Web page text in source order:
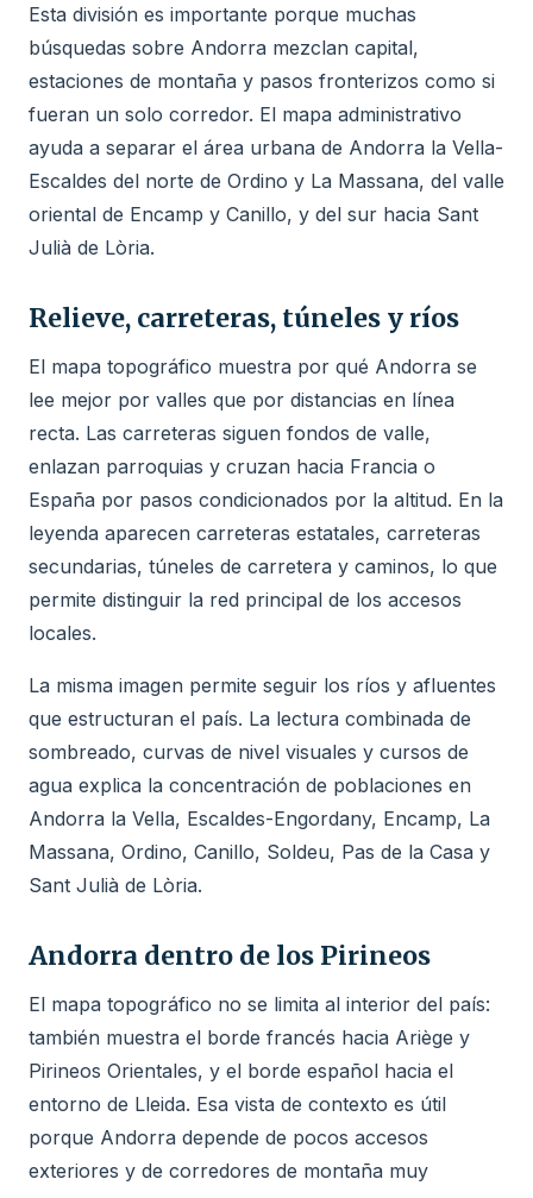
Esta división es importante porque muchas
búsquedas sobre Andorra mezclan capital,
estaciones de montaña y pasos fronterizos como si
fueran un solo corredor. El mapa administrativo
ayuda a separar el área urbana de Andorra la Vella-
Escaldes del norte de Ordino y La Massana, del valle
oriental de Encamp y Canillo, y del sur hacia Sant
Julià de Lòria.
Relieve, carreteras, túneles y ríos
El mapa topográfico muestra por qué Andorra se
lee mejor por valles que por distancias en línea
recta. Las carreteras siguen fondos de valle,
enlazan parroquias y cruzan hacia Francia o
España por pasos condicionados por la altitud. En la
leyenda aparecen carreteras estatales, carreteras
secundarias, túneles de carretera y caminos, lo que
permite distinguir la red principal de los accesos
locales.
La misma imagen permite seguir los ríos y afluentes
que estructuran el país. La lectura combinada de
sombreado, curvas de nivel visuales y cursos de
agua explica la concentración de poblaciones en
Andorra la Vella, Escaldes-Engordany, Encamp, La
Massana, Ordino, Canillo, Soldeu, Pas de la Casa y
Sant Julià de Lòria.
Andorra dentro de los Pirineos
El mapa topográfico no se limita al interior del país:
también muestra el borde francés hacia Ariège y
Pirineos Orientales, y el borde español hacia el
entorno de Lleida. Esa vista de contexto es útil
porque Andorra depende de pocos accesos
exteriores y de corredores de montaña muy